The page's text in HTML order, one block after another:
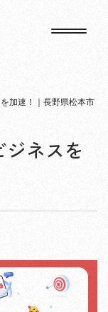
加速！｜長野県松本市
ネスを